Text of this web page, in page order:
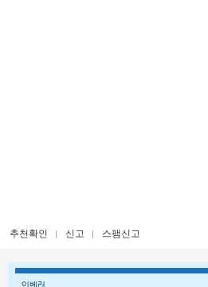
추천확인 신고 스팸신고